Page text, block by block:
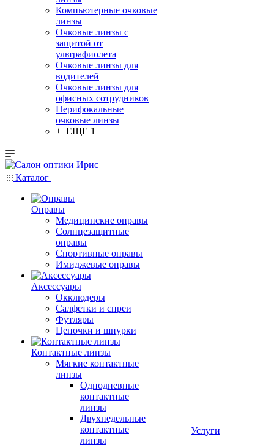
Компьютерные очковые
линзы
Очковые линзы с
защитой от
ультрафиолета
Очковые линзы для
водителей
Очковые линзы для
офисных сотрудников
Перифокальные
очковые линзы
+ ЕЩЕ 1
Каталог
Оправы
Медицинские оправы
Солнцезащитные
оправы
Спортивные оправы
Имиджевые оправы
Аксессуары
Окклюдеры
Салфетки и спреи
Футляры
Цепочки и шнурки
Контактные линзы
Мягкие контактные
линзы
Однодневные
контактные
линзы
Двухнедельные
контактные
линзы
Услуги